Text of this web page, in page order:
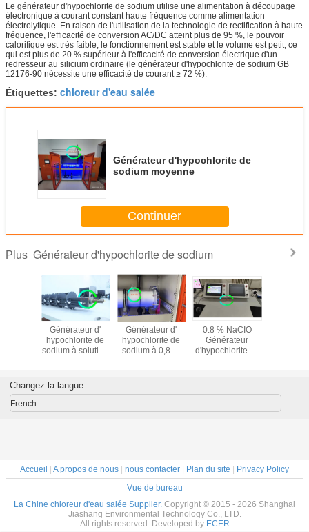
Le générateur d'hypochlorite de sodium utilise une alimentation à découpage
électronique à courant constant haute fréquence comme alimentation
électrolytique. En raison de l'utilisation de la technologie de rectification à haute
fréquence, l'efficacité de conversion AC/DC atteint plus de 95 %, le pouvoir
calorifique est très faible, le fonctionnement est stable et le volume est petit, ce
qui est plus de 20 % supérieur à l'efficacité de conversion électrique d'un
redresseur au silicium ordinaire (le générateur d'hypochlorite de sodium GB
12176-90 nécessite une efficacité de courant ≥ 72 %).
Étiquettes: chloreur d'eau salée
Générateur d'hypochlorite de
sodium moyenne
Continuer
Plus Générateur d'hypochlorite de sodium
Générateur d'
hypochlorite de
sodium à solution
Générateur d'
hypochlorite de
sodium à 0,8%,
0.8 % NaCIO
Générateur
d'hypochlorite de
Changez la langue
French
Accueil | A propos de nous | nous contacter | Plan du site | Privacy Policy
Vue de bureau
La Chine chloreur d'eau salée Supplier. Copyright © 2015 - 2026 Shanghai
Jiashang Environmental Technology Co., LTD.
All rights reserved. Developed by ECER